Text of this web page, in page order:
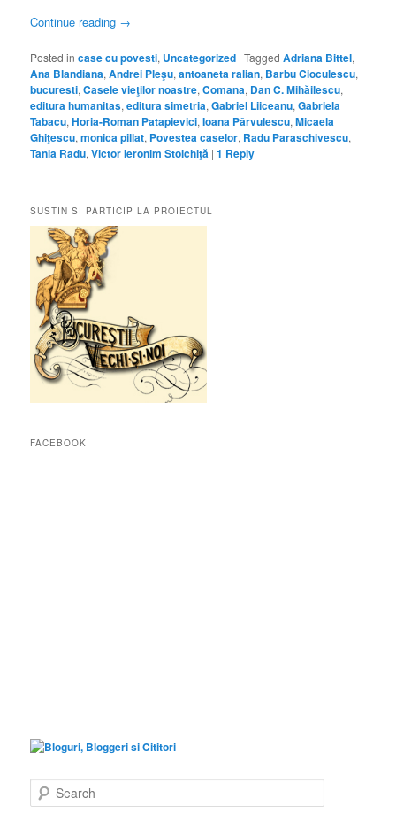
Continue reading →
Posted in case cu povesti, Uncategorized |Tagged Adriana Bittel,
Ana Blandiana,Andrei Pleşu,antoaneta ralian, Barbu Cioculescu,
bucuresti,Casele vieţilor noastre,Comana, Dan C. Mihăilescu,
editura humanitas,editura simetria,Gabriel Liiceanu,Gabriela
Tabacu,Horia-Roman Patapievici,Ioana Pârvulescu,Micaela
Ghiţescu,monica pillat, Povestea caselor, Radu Paraschivescu,
Tania Radu,Victor Ieronim Stoichiţă |1 Reply
SUSTIN SI PARTICIP LA PROIECTUL
FACEBOOK
e